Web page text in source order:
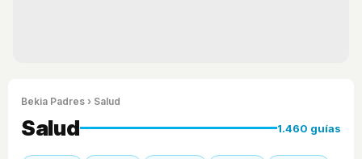
Bekia Padres › Salud
Salud 1.460 guías